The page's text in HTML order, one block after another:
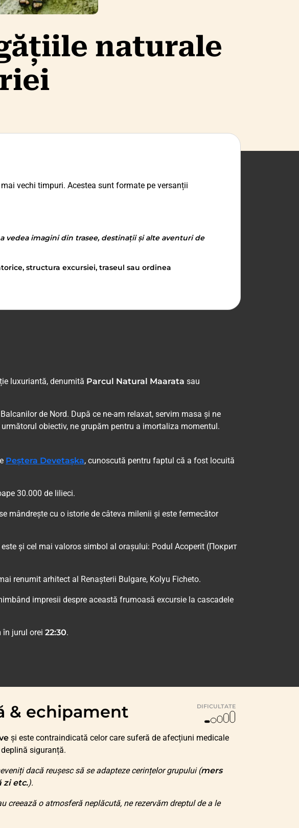
naturale
vechi timpuri. Acestea sunt formate pe versanții
vedea imagini din trasee, destinații și alte aventuri de
structura excursiei, traseul sau ordinea
luxuriantă, denumită Parcul Natural Maarata sau
de Nord. După ce ne-am relaxat, servim masa și ne
obiectiv, ne grupăm pentru a imortaliza momentul.
Peștera Devetașka, cunoscută pentru faptul că a fost locuită
30.000 de lilieci.
mândrește cu o istorie de câteva milenii și este fermecător
și cel mai valoros simbol al orașului: Podul Acoperit (Покрит
renumit arhitect al Renașterii Bulgare, Kolyu Ficheto.
impresii despre această frumoasă excursie la cascadele
în jurul orei 22:30.
& echipament DIFICULTATE
și este contraindicată celor care suferă de afecțiuni medicale
siguranță.
dacă reușesc să se adapteze cerințelor grupului (mers
zi etc.).
creează o atmosferă neplăcută, ne rezervăm dreptul de a le